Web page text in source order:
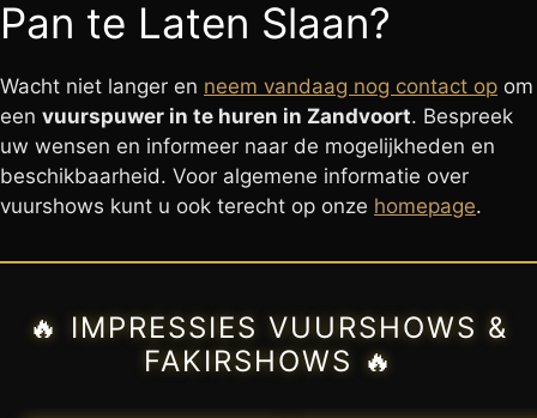
Pan te Laten Slaan?
Wacht niet langer en neem vandaag nog contact op om
een vuurspuwer in te huren in Zandvoort. Bespreek
uw wensen en informeer naar de mogelijkheden en
beschikbaarheid. Voor algemene informatie over
vuurshows kunt u ook terecht op onze homepage.
🔥 IMPRESSIES VUURSHOWS &
FAKIRSHOWS 🔥